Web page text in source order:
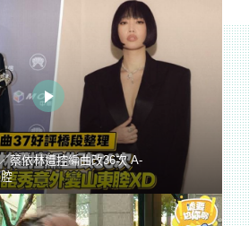
蔡依林遭控編曲改36次 A-